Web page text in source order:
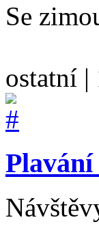
Se
ostatní |
Plavání